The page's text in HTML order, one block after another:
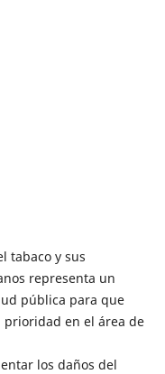
tabaco y sus
representa un
pública para que
en el área de
los daños del